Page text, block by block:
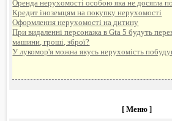
Оренда нерухомості особою яка не досягла
Кредит іноземцям на покупку нерухомості
Оформлення нерухомості на дитину
При видаленні персонажа в Gta 5 будуть
машини, гроші, зброї?
У лукомор'я можна якусь нерухомість
[ Меню ]